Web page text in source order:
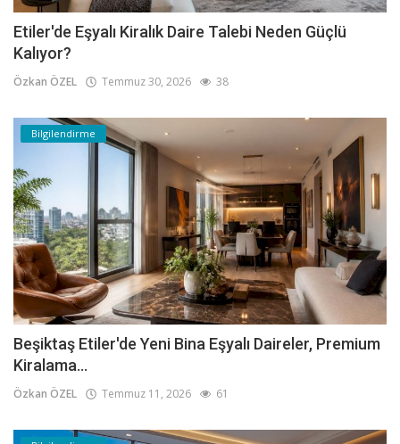
Etiler'de Eşyalı Kiralık Daire Talebi Neden Güçlü
Kalıyor?
Özkan ÖZEL Temmuz 30, 2026 38
Bilgilendirme
Beşiktaş Etiler'de Yeni Bina Eşyalı Daireler, Premium
Kiralama...
Özkan ÖZEL Temmuz 11, 2026 61